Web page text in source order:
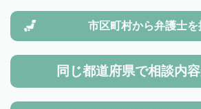
市区町村から弁護士を
同じ都道府県で相談内